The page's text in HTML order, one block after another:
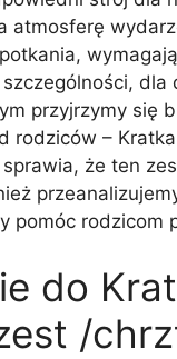
atmosferę
przyjrzymy się
rodziców –
sprawia, że ten
pomóc rodzicom
do
/